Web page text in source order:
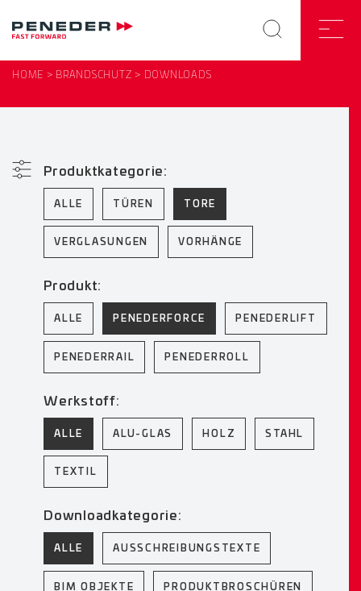
HOME BRANDSCHUTZ DOWNLOADS
Produktkategorie:
ALLE TÜREN TORE
VERGLASUNGEN VORHÄNGE
Produkt:
ALLE PENEDERFORCE PENEDERLIFT
PENEDERRAIL PENEDERROLL
Werkstoff:
ALLE ALU-GLAS HOLZ STAHL
TEXTIL
Downloadkategorie:
ALLE AUSSCHREIBUNGSTEXTE
BIM OBJEKTE PRODUKTBROSCHÜREN